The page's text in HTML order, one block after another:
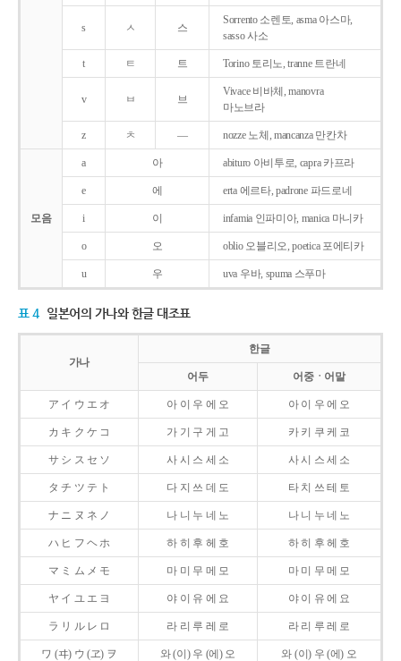
s ㅅ 스
Sorrento 소렌토, asma 아스마,
sasso 사소
t ㅌ 트 Torino 토리노, tranne 트란네
v ㅂ 브
Vivace 비바체, manovra
마노브라
z ㅊ ― nozze 노체, mancanza 만칸차
모음
a 아 abituro 아비투로, capra 카프라
e 에 erta 에르타, padrone 파드로네
i 이 infamia 인파미아, manica 마니카
o 오 oblio 오블리오, poetica 포에티카
u 우 uva 우바, spuma 스푸마
표 4 일본어의 가나와 한글 대조표
가나
한글
어두 어중ㆍ어말
ア イ ウ エ オ 아 이 우 에 오 아 이 우 에 오
カ キ ク ケ コ 가 기 구 게 고 카 키 쿠 케 코
サ シ ス セ ソ 사 시 스 세 소 사 시 스 세 소
タ チ ツ テ ト 다 지 쓰 데 도 타 치 쓰 테 토
ナ ニ ヌ ネ ノ 나 니 누 네 노 나 니 누 네 노
ハ ヒ フ ヘ ホ 하 히 후 헤 호 하 히 후 헤 호
マ ミ ム メ モ 마 미 무 메 모 마 미 무 메 모
ヤ イ ユ エ ヨ 야 이 유 에 요 야 이 유 에 요
ラ リ ル レ ロ 라 리 루 레 로 라 리 루 레 로
ワ (ヰ) ウ (ヱ) ヲ 와 (이) 우 (에) 오 와 (이) 우 (에) 오